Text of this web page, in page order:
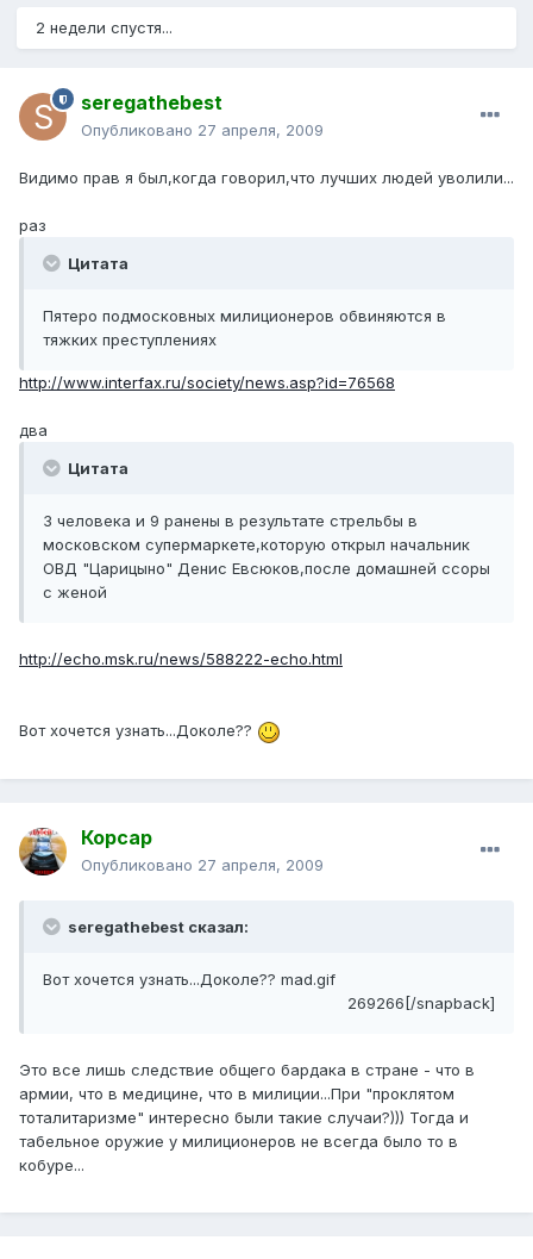
2 недели спустя...
seregathebest
Опубликовано 27 апреля, 2009
Видимо прав я был,когда говорил,что лучших людей уволили...
раз
Цитата
Пятеро подмосковных милиционеров обвиняются в
тяжких преступлениях
http://www.interfax.ru/society/news.asp?id=76568
два
Цитата
3 человека и 9 ранены в результате стрельбы в
московском супермаркете,которую открыл начальник
ОВД "Царицыно" Денис Евсюков,после домашней ссоры
с женой
http://echo.msk.ru/news/588222-echo.html
Вот хочется узнать...Доколе??
Корсар
Опубликовано 27 апреля, 2009
seregathebest сказал:
Вот хочется узнать...Доколе?? mad.gif
269266[/snapback]
Это все лишь следствие общего бардака в стране - что в
армии, что в медицине, что в милиции...При "проклятом
тоталитаризме" интересно были такие случаи?))) Тогда и
табельное оружие у милиционеров не всегда было то в
кобуре...